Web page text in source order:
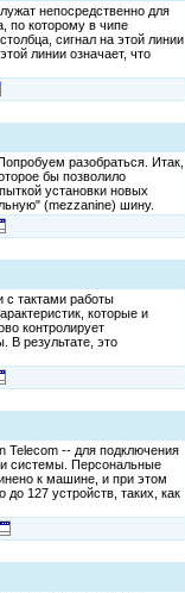
непосредственно для
по которому в чипе
сигнал на этой линии
линии означает, что
разобраться. Итак,
бы позволило
установки новых
(mezzanine) шину.
с тактами работы
которые и
контролирует
В результате, это
Telecom -- для подключения
системы. Персональные
к машине, и при этом
127 устройств, таких, как